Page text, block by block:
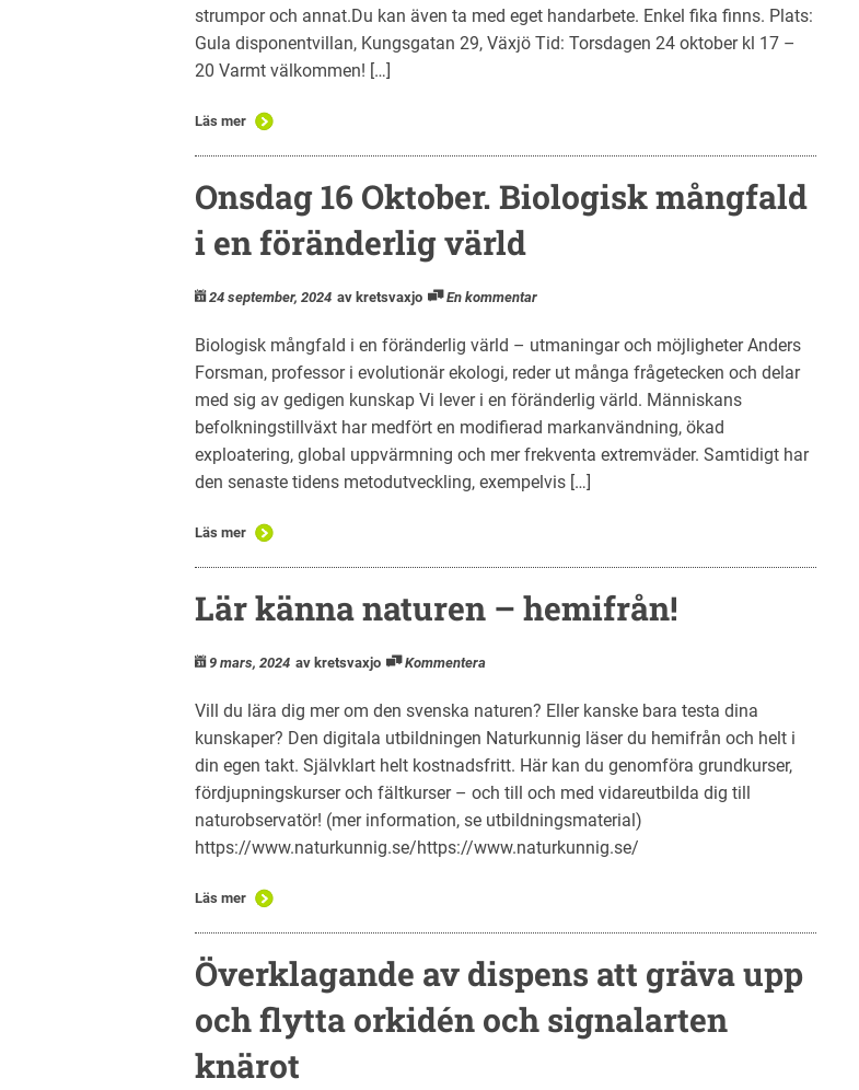
strumpor och annat.Du kan även ta med eget handarbete. Enkel fika finns. Plats:
Gula disponentvillan, Kungsgatan 29, Växjö Tid: Torsdagen 24 oktober kl 17 –
20 Varmt välkommen! […]
Läs mer
Onsdag 16 Oktober. Biologisk mångfald
i en föränderlig värld
24 september, 2024 av kretsvaxjo En kommentar
Biologisk mångfald i en föränderlig värld – utmaningar och möjligheter Anders
Forsman, professor i evolutionär ekologi, reder ut många frågetecken och delar
med sig av gedigen kunskap Vi lever i en föränderlig värld. Människans
befolkningstillväxt har medfört en modifierad markanvändning, ökad
exploatering, global uppvärmning och mer frekventa extremväder. Samtidigt har
den senaste tidens metodutveckling, exempelvis […]
Läs mer
Lär känna naturen – hemifrån!
9 mars, 2024 av kretsvaxjo Kommentera
Vill du lära dig mer om den svenska naturen? Eller kanske bara testa dina
kunskaper? Den digitala utbildningen Naturkunnig läser du hemifrån och helt i
din egen takt. Självklart helt kostnadsfritt. Här kan du genomföra grundkurser,
fördjupningskurser och fältkurser – och till och med vidareutbilda dig till
naturobservatör! (mer information, se utbildningsmaterial)
https://www.naturkunnig.se/https://www.naturkunnig.se/
Läs mer
Överklagande av dispens att gräva upp
och flytta orkidén och signalarten
knärot